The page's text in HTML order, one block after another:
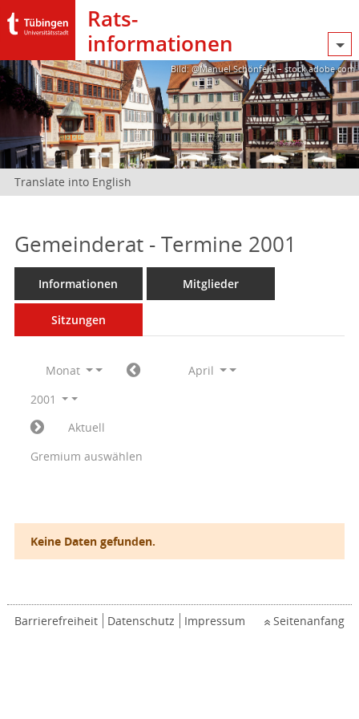
Rats­
informationen
Bild: @Manuel Schönfeld – stock.adobe.com
Translate into English
Gemeinderat - Termine 2001
Informationen Mitglieder
Sitzungen
Monat
April
2001
Aktuell
Gremium auswählen
Keine Daten gefunden.
Barrierefreiheit Datenschutz Impressum Seitenanfang